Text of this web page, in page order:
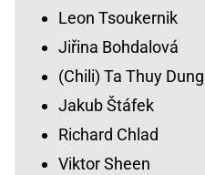
Leon Tsoukernik
Jiřina Bohdalová
(Chili) Ta Thuy Dung
Jakub Štáfek
Richard Chlad
Viktor Sheen